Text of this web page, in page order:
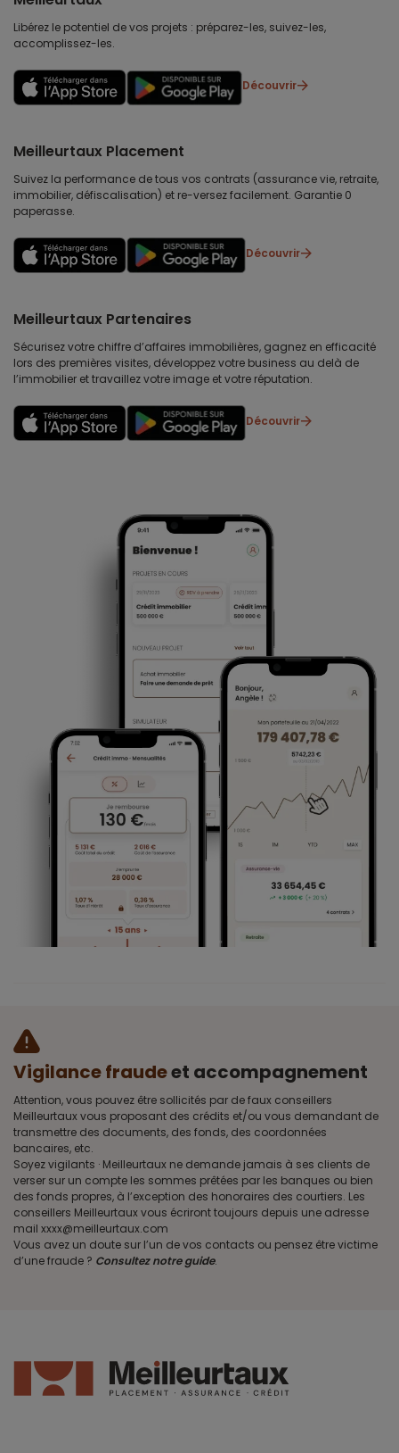
Libérez le potentiel de vos projets : préparez-les, suivez-les,
accomplissez-les.
Découvrir
Meilleurtaux Placement
Suivez la performance de tous vos contrats (assurance vie, retraite,
immobilier, défiscalisation) et re-versez facilement. Garantie 0
paperasse.
Découvrir
Meilleurtaux Partenaires
Sécurisez votre chiffre d’affaires immobilières, gagnez en efficacité
lors des premières visites, développez votre business au delà de
l’immobilier et travaillez votre image et votre réputation.
Découvrir
Vigilance fraudeet accompagnement
Attention, vous pouvez être sollicités par de faux conseillers
Meilleurtaux vous proposant des crédits et/ou vous demandant de
transmettre des documents, des fonds, des coordonnées
bancaires, etc.
Soyez vigilants · Meilleurtaux ne demande jamais à ses clients de
verser sur un compte les sommes prêtées par les banques ou bien
des fonds propres, à l’exception des honoraires des courtiers. Les
conseillers Meilleurtaux vous écriront toujours depuis une adresse
mail xxxx@meilleurtaux.com
Vous avez un doute sur l’un de vos contacts ou pensez être victime
d’une fraude ? Consultez notre guide.